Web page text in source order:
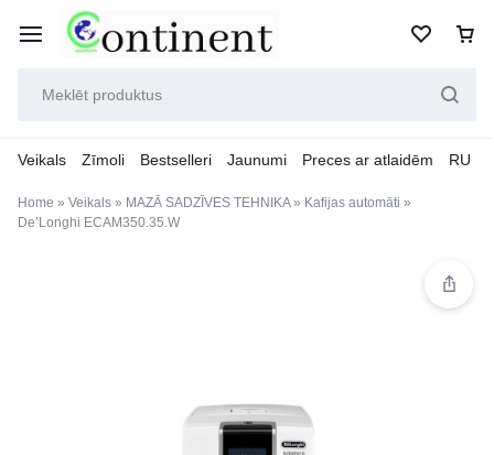
Veikals Zīmoli Bestselleri Jaunumi Preces ar atlaidēm RU
Home » Veikals » MAZĀ SADZĪVES TEHNIKA» Kafijas automāti »
De’Longhi ECAM350.35.W